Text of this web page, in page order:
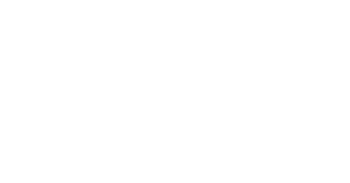
平均評分（滿分 5 分）